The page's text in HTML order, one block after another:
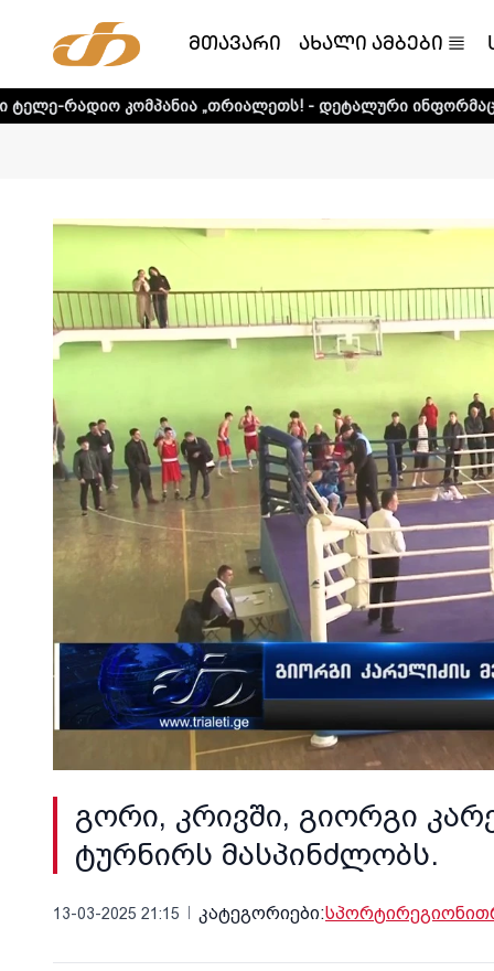
მთავარი ახალი ამბები
„თრიალეთს! - დეტალური ინფორმაციისთვის
გორი, კრივში, გიორგი
ტურნირს მასპინძლობს.
13-03-2025 21:15 კატეგორიები:სპორტირეგიონი